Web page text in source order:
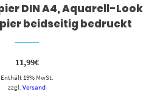
DIN A4, Aquarell-Look
beidseitig bedruckt
11,99€
Enthält 19% MwSt.
zzgl. Versand